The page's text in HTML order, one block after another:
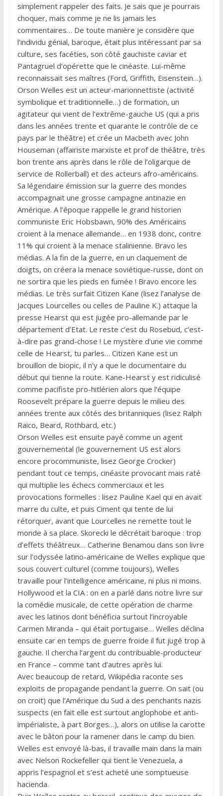
simplement rappeler des faits. Je sais que je pourrais
choquer, mais comme je ne lis jamais les
commentaires… De toute manière je considère que
l’individu génial, baroque, était plus intéressant par sa
culture, ses facéties, son côté gauchiste caviar et
Pantagruel d’opérette que le cinéaste. Lui-même
reconnaissait ses maîtres (Ford, Griffith, Eisenstein…).
Orson Welles est un acteur-marionnettiste (activité
symbolique et traditionnelle…) de formation, un
agitateur qui vient de l’extrême-gauche US (qui a pris
dans les années trente et quarante le contrôle de ce
pays par le théâtre) et crée un Macbeth avec John
Houseman (affairiste marxiste et prof de théâtre, très
bon trente ans après dans le rôle de l’oligarque de
service de Rollerball) et des acteurs afro-américains.
Sa légendaire émission sur la guerre des mondes
accompagnait une grosse campagne antinazie en
Amérique. A l’époque rappelle le grand historien
communiste Eric Hobsbawn, 90% des Américains
croient à la menace allemande… en 1938 donc, contre
11% qui croient à la menace stalinienne. Bravo les
médias. A la fin de la guerre, en un claquement de
doigts, on créera la menace soviétique-russe, dont on
ne sortira que les pieds en fumée ! Bravo encore les
médias. Le très surfait Citizen Kane (lisez l’analyse de
Jacques Lourcelles ou celles de Pauline K.) attaque la
presse Hearst qui est jugée pro-allemande par le
département d’Etat. Le reste c’est du Rosebud, c’est-
à-dire pas grand-chose ! Le mystère d’une vie comme
celle de Hearst, tu parles… Citizen Kane est un
brouillon de biopic, il n’y a que le documentaire du
début qui tienne la route. Kane-Hearst y est ridiculisé
comme pacifiste pro-hitlérien alors que l’équipe
Roosevelt prépare la guerre depuis le milieu des
années trente aux côtés des britanniques (lisez Ralph
Raico, Beard, Rothbard, etc.)
Orson Welles est ensuite payé comme un agent
gouvernemental (le gouvernement US est alors
encore procommuniste, lisez George Crocker)
pendant tout ce temps, cinéaste provocant mais raté
qui multiplie les échecs commerciaux et les
provocations formelles : lisez Pauline Kael qui en avait
marre du culte, et puis Ciment qui tente de lui
rétorquer, avant que Lourcelles ne remette tout le
monde à sa place. Skorecki le décrétait baroque : trop
d’effets théâtreux… Catherine Benamou dans son livre
sur l’odyssée latino-américaine de Welles explique que
sous couvert culturel (comme toujours), Welles
travaille pour l’intelligence américaine, ni plus ni moins.
Hollywood et la CIA : on en a parlé dans notre livre sur
la comédie musicale, de cette opération de charme
avec les latinos dont bénéficia surtout l’incroyable
Carmen Miranda – qui était portugaise… Welles déclina
ensuite car en temps de guerre froide il fut jugé trop à
gauche. Il chercha l’argent du contribuable-producteur
en France – comme tant d’autres après lui.
Avec beaucoup de retard, Wikipédia raconte ses
exploits de propagande pendant la guerre. On sait (ou
on croit) que l’Amérique du Sud a des penchants nazis
suspects (en fait elle est surtout anglophobe et anti-
impérialiste, à part Borges…), alors on utilise la carotte
avec le bâton pour la ramener dans le camp du bien.
Welles est envoyé là-bas, il travaille main dans la main
avec Nelson Rockefeller qui tient le Venezuela, a
appris l’espagnol et s’est acheté une somptueuse
hacienda.